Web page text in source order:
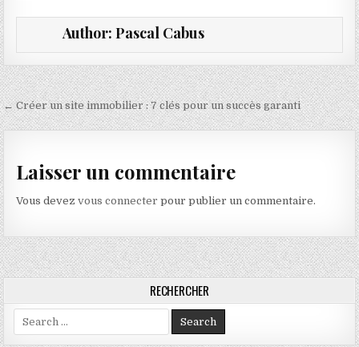
Author: Pascal Cabus
Navigation de l’article
← Créer un site immobilier : 7 clés pour un succès garanti
Laisser un commentaire
Vous devezvous connecter pour publier un commentaire.
RECHERCHER
Search for: